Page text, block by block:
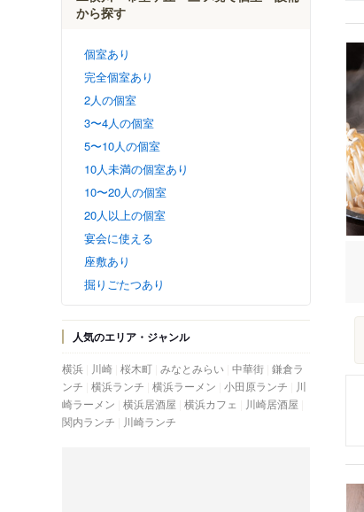
から探す
個室あり
完全個室あり
2人の個室
3〜4人の個室
5〜10人の個室
10人未満の個室あり
10〜20人の個室
20人以上の個室
宴会に使える
座敷あり
掘りごたつあり
人気のエリア・ジャンル
横浜 川崎 桜木町 みなとみらい 中華街 鎌倉ラ
ンチ 横浜ランチ 横浜ラーメン 小田原ランチ
川
崎ラーメン 横浜居酒屋 横浜カフェ
川崎居酒屋
関内ランチ
川崎ランチ